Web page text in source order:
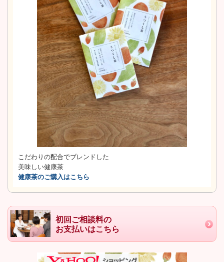
こだわりの配合でブレンドした
美味しい健康茶
健康茶のご購入はこちら
初回ご相談料の
お支払いはこちら